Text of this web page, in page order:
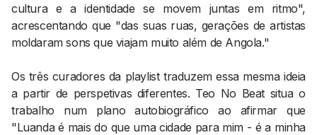
cultura e a identidade se movem juntas em ritmo",
acrescentando que "das suas ruas, gerações de artistas
moldaram sons que viajam muito além de Angola."
Os três curadores da playlist traduzem essa mesma ideia
a partir de perspetivas diferentes. Teo No Beat situa o
trabalho num plano autobiográfico ao afirmar que
"Luanda é mais do que uma cidade para mim - é a minha